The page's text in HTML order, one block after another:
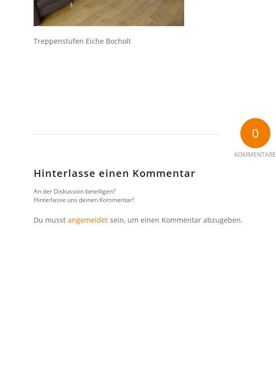
Treppenstufen Eiche Bocholt
0
KOMMENTARE
Hinterlasse einen Kommentar
An der Diskussion beteiligen?
Hinterlasse uns deinen Kommentar!
Du musst angemeldet sein, um einen Kommentar abzugeben.